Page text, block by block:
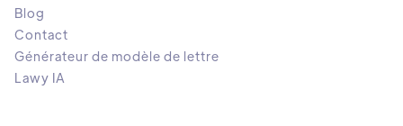
Blog
Contact
Générateur de modèle de lettre
Lawy IA